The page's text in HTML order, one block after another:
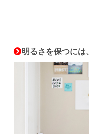
明るさを保つには